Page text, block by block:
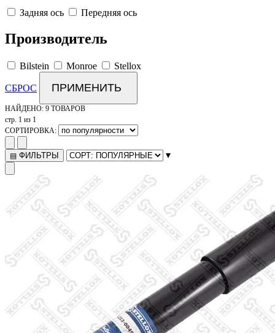
Задняя ось Передняя ось
Производитель
Bilstein Monroe Stellox
СБРОС ПРИМЕНИТЬ
НАЙДЕНО: 9 ТОВАРОВ
стр. 1 из 1
СОРТИРОВКА:
▤ ФИЛЬТРЫ ▾